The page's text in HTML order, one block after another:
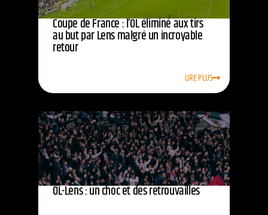
Coupe de France : l’OL éliminé aux tirs
au but par Lens malgré un incroyable
retour
LIRE PLUS
OL-Lens : un choc et des retrouvailles